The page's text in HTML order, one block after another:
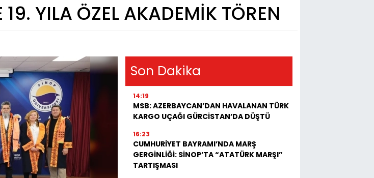
YILA ÖZEL AKADEMİK TÖREN
Son Dakika
14:19
MSB: AZERBAYCAN’DAN HAVALANAN TÜRK
KARGO UÇAĞI GÜRCİSTAN’DA DÜŞTÜ
16:23
CUMHURİYET BAYRAMI’NDA MARŞ
GERGİNLİĞİ: SİNOP’TA “ATATÜRK MARŞI”
TARTIŞMASI